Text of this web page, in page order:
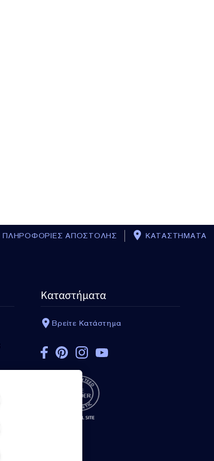
ΠΛΗΡΟΦΟΡΙΕΣ ΑΠΟΣΤΟΛΗΣ ΚΑΤΑΣΤΗΜΑΤΑ
Καταστήματα
Βρείτε Κατάστημα